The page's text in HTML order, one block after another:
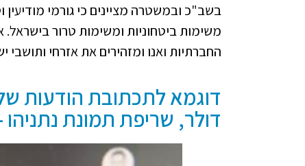
בשב"כ ובמשטרה מציינים כי גורמי
משימות ביטחוניות ומשימות טרור
החברתיות ואנו ומזהירים את אזרחי
דולר, שריפת תמונת נתניהו - 50